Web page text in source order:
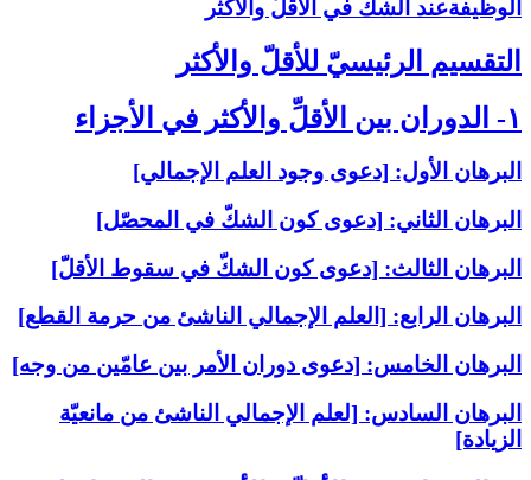
الوظيفةعند الشكّ في الأقلّ والأكثر
التقسيم الرئيسيّ للأقلّ والأكثر
۱- الدوران بين الأقلِّ والأكثر في الأجزاء
البرهان الأول: [دعوى وجود العلم الإجمالي‏]
البرهان الثاني: [دعوى كون الشكّ في المحصّل‏]
البرهان الثالث: [دعوى كون الشكّ في سقوط الأقلّ‏]
البرهان الرابع: [العلم الإجمالي الناشئ من حرمة القطع‏]
البرهان الخامس: [دعوى دوران الأمر بين عامّين من وجه‏]
البرهان السادس: [لعلم الإجمالي الناشئ من مانعيّة
الزيادة]